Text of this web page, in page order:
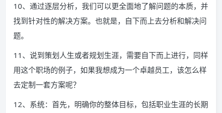
10、通过逐层分析，我们可以更全面地了解问题的本质，并
找到针对性的解决方案。也就是，自下而上去分析和解决问
题。
11、说到策划人生或者规划生涯，需要自下而上进行，同样
用这个职场的例子，如果我想成为一个卓越员工，该怎么样
去定制一套方案呢？
12、系统：首先，明确你的整体目标，包括职业生涯的长期